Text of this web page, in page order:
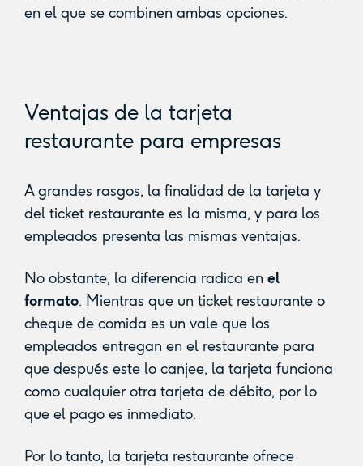
en el que se combinen ambas opciones.
Ventajas de la tarjeta
restaurante para empresas
A grandes rasgos, la finalidad de la tarjeta y
del ticket restaurante es la misma, y para los
empleados presenta las mismas ventajas.
No obstante, la diferencia radica en el
formato. Mientras que un ticket restaurante o
cheque de comida es un vale que los
empleados entregan en el restaurante para
que después este lo canjee, la tarjeta funciona
como cualquier otra tarjeta de débito, por lo
que el pago es inmediato.
Por lo tanto, la tarjeta restaurante ofrece